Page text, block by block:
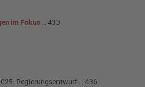
im Fokus … 433
Regierungsentwurf … 436